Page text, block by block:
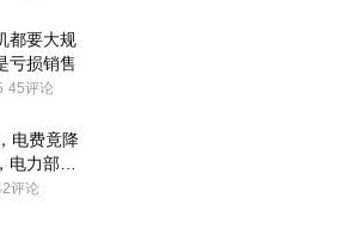
都要大规
亏损销售
45评论
电费竟降
力部门
评论